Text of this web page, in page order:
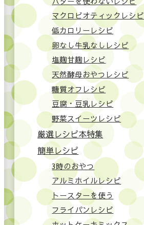
マクロビオティックレシピ
低カロリーレシピ
卵なし牛乳なしレシピ
塩麹甘麹レシピ
天然酵母おやつレシピ
糖質オフレシピ
豆腐・豆乳レシピ
野菜スイーツレシピ
厳選レシピ本特集
簡単レシピ
3時のおやつ
アルミホイルレシピ
トースターを使う
フライパンレシピ